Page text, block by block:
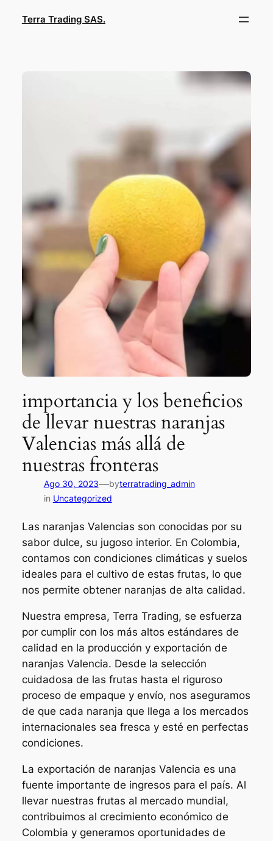
Terra Trading SAS.
importancia y los beneficios
de llevar nuestras naranjas
Valencias más allá de
nuestras fronteras
Ago 30, 2023—byterratrading_admin
in Uncategorized
Las naranjas Valencias son conocidas por su
sabor dulce, su jugoso interior. En Colombia,
contamos con condiciones climáticas y suelos
ideales para el cultivo de estas frutas, lo que
nos permite obtener naranjas de alta calidad.
Nuestra empresa, Terra Trading, se esfuerza
por cumplir con los más altos estándares de
calidad en la producción y exportación de
naranjas Valencia. Desde la selección
cuidadosa de las frutas hasta el riguroso
proceso de empaque y envío, nos aseguramos
de que cada naranja que llega a los mercados
internacionales sea fresca y esté en perfectas
condiciones.
La exportación de naranjas Valencia es una
fuente importante de ingresos para el país. Al
llevar nuestras frutas al mercado mundial,
contribuimos al crecimiento económico de
Colombia y generamos oportunidades de